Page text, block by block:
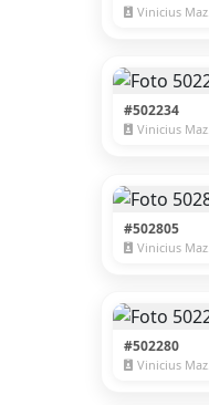
Vinicius Mazzaro
#502234
Vinicius Mazzaro
#502805
Vinicius Mazzaro
#502280
Vinicius Mazzaro